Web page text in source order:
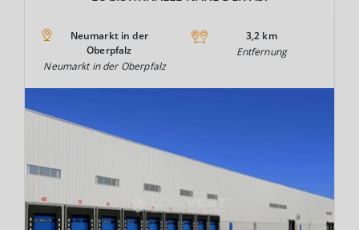
Neumarkt in der
Oberpfalz
Neumarkt in der Oberpfalz
3,2 km
Entfernung